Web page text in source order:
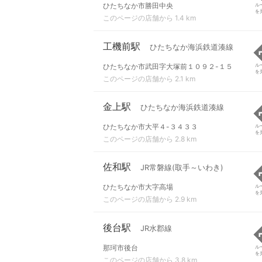
ひたちなか市勝田中央
このページの店舗から 1.4 km
ル
を
工機前駅 ひたちなか海浜鉄道湊線
ひたちなか市武田字大塚前１０９２-１５
このページの店舗から 2.1 km
ル
を
金上駅 ひたちなか海浜鉄道湊線
ひたちなか市大平４-３４３３
このページの店舗から 2.8 km
ル
を
佐和駅 JR常磐線(取手～いわき)
ひたちなか市大字高場
このページの店舗から 2.9 km
ル
を
後台駅 JR水郡線
那珂市後台
このページの店舗から 3.8 km
ル
を